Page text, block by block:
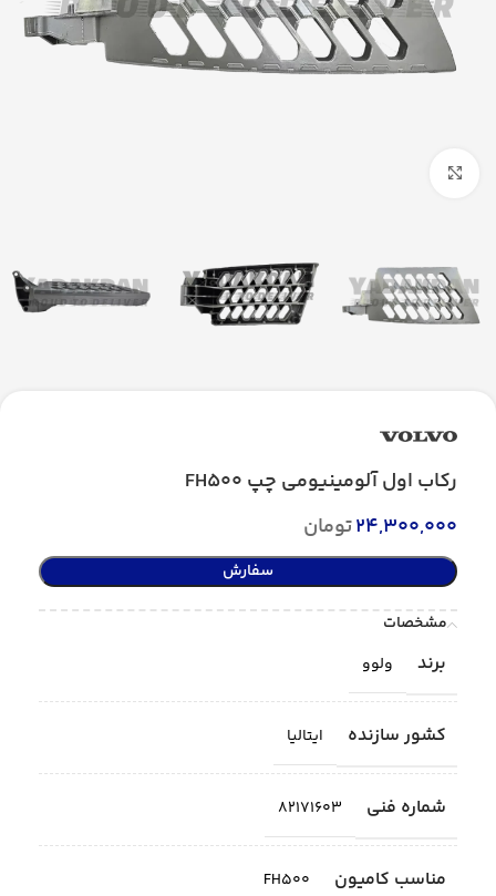
رکاب اول آلومینیومی چپ FH500
24,300,000تومان
سفارش
مشخصات
برند ولوو
کشور سازنده ایتالیا
شماره فنی 82171603
مناسب کامیون FH500